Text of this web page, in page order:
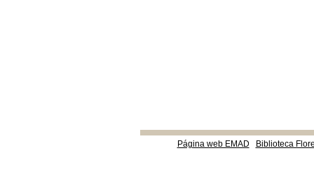
Página web EMAD Biblioteca